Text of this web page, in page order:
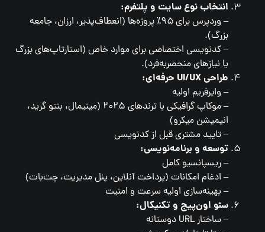
انتخاب نوع سایت و پلتفرم:
– وردپرس برای ۹۵٪ پروژه‌ها (انعطاف‌پذیر، ارزان، جامعه
بزرگ).
– کدنویسی اختصاصی برای موارد خاص (استارتاپ‌های بزرگ
یا نیازهای منحصربه‌فرد).
طراحی UI/UX حرفه‌ای:
– وایرفریم اولیه
– موکاپ گرافیکی با ترندهای ۲۰۲۵ (مینیمال، بنتو گرید،
انیمیشن میکرو)
– تایید مشتری قبل از کدنویسی
توسعه و برنامه‌نویسی:
– ریسپانسیو کامل
– ادغام امکانات (پرداخت آنلاین، پنل مدیریت، چت‌بات)
– بهینه‌سازی اولیه سرعت و امنیت
سئو اون‌پیج و تکنیکال:
– ساختار URL دوستانه